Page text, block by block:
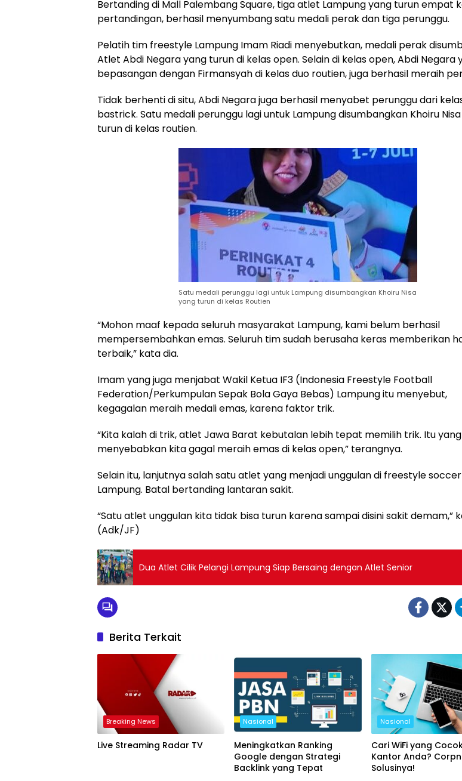
Bertanding di Mall Palembang Square, tiga atlet Lampung yang turun empat
pertandingan, berhasil menyumbang satu medali perak dan tiga perunggu.
Pelatih tim freestyle Lampung Imam Riadi menyebutkan, medali perak
Atlet Abdi Negara yang turun di kelas open. Selain di kelas open, Abdi Negara
bepasangan dengan Firmansyah di kelas duo routien, juga berhasil meraih
Tidak berhenti di situ, Abdi Negara juga berhasil menyabet perunggu dari
bastrick. Satu medali perunggu lagi untuk Lampung disumbangkan Khoiru
turun di kelas routien.
Satu medali perunggu lagi untuk Lampung disumbangkan Khoiru Nisa
yang turun di kelas Routien
“Mohon maaf kepada seluruh masyarakat Lampung, kami belum berhasil
mempersembahkan emas. Seluruh tim sudah berusaha keras memberikan
terbaik,” kata dia.
Imam yang juga menjabat Wakil Ketua IF3 (Indonesia Freestyle Football
Federation/Perkumpulan Sepak Bola Gaya Bebas) Lampung itu menyebut,
kegagalan meraih medali emas, karena faktor trik.
“Kita kalah di trik, atlet Jawa Barat kebutalan lebih tepat memilih trik. Itu yang
menyebabkan kita gagal meraih emas di kelas open,” terangnya.
Selain itu, lanjutnya salah satu atlet yang menjadi unggulan di freestyle soccer
Lampung. Batal bertanding lantaran sakit.
“Satu atlet unggulan kita tidak bisa turun karena sampai disini sakit demam,”
(Adk/JF)
Dua Atlet Cilik Pelangi Lampung Siap Bersaing dengan Atlet Senior
Berita Terkait
Breaking News
Live Streaming Radar TV
Nasional
Meningkatkan Ranking
Google dengan Strategi
Backlink yang Tepat
Nasional
Cari WiFi yang
Kantor Anda?
Solusinya!
Nasional